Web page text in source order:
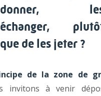
donner,
échanger,
que de les jeter ?
de la zone de
invitons à venir